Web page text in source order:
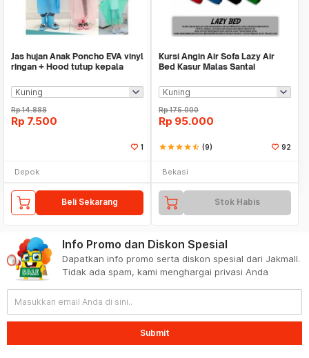
Jas hujan Anak Poncho EVA vinyl
ringan + Hood tutup kepala
Rp14.888
Rp 7.500
1
Depok
Beli Sekarang
Kursi Angin Air Sofa Lazy Air
Bed Kasur Malas Santai
Rp175.000
Rp 95.000
starstarstarstarstar_half (9) 92
Bekasi
Stok Habis
Info Promo dan Diskon Spesial
Dapatkan info promo serta diskon spesial dari Jakmall.
Tidak ada spam, kami menghargai privasi Anda
Submit